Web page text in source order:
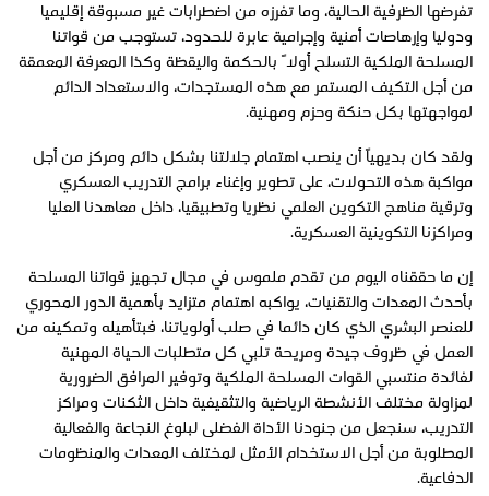
تفرضها الظرفية الحالية، وما تفرزه من اضطرابات غير مسبوقة إقليميا
ودوليا وإرهاصات أمنية وإجرامية عابرة للحدود، تستوجب من قواتنا
المسلحة الملكية التسلح أولاً بالحكمة واليقظة وكذا المعرفة المعمقة
من أجل التكيف المستمر مع هذه المستجدات، والاستعداد الدائم
لمواجهتها بكل حنكة وحزم ومهنية.
ولقد كان بديهياً أن ينصب اهتمام جلالتنا بشكل دائم ومركز من أجل
مواكبة هذه التحولات، على تطوير وإغناء برامج التدريب العسكري
وترقية مناهج التكوين العلمي نظريا وتطبيقيا، داخل معاهدنا العليا
ومراكزنا التكوينية العسكرية.
إن ما حققناه اليوم من تقدم ملموس في مجال تجهيز قواتنا المسلحة
بأحدث المعدات والتقنيات، يواكبه اهتمام متزايد بأهمية الدور المحوري
للعنصر البشري الذي كان دائما في صلب أولوياتنا، فبتأهيله وتمكينه من
العمل في ظروف جيدة ومريحة تلبي كل متطلبات الحياة المهنية
لفائدة منتسبي القوات المسلحة الملكية وتوفير المرافق الضرورية
لمزاولة مختلف الأنشطة الرياضية والتثقيفية داخل الثكنات ومراكز
التدريب، سنجعل من جنودنا الأداة الفضلى لبلوغ النجاعة والفعالية
المطلوبة من أجل الاستخدام الأمثل لمختلف المعدات والمنظومات
الدفاعية.